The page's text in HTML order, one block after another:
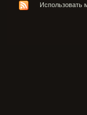
Использовать